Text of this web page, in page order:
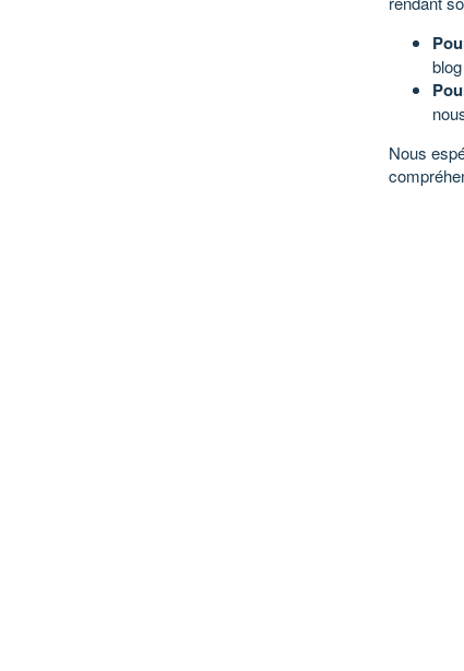
Nous